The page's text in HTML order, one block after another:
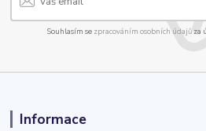
Souhlasím se zpracováním osobních údajůza
Informace